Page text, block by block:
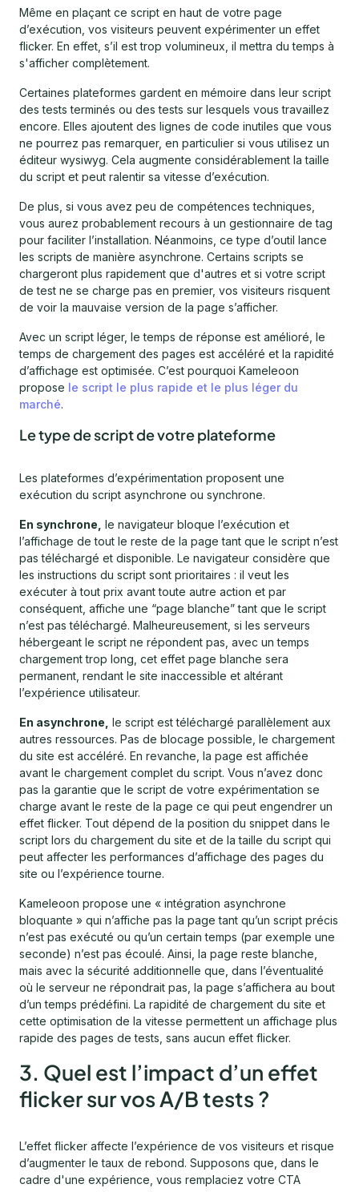
Même en plaçant ce script en haut de votre page
d’exécution, vos visiteurs peuvent expérimenter un effet
flicker. En effet, s’il est trop volumineux, il mettra du temps à
s'afficher complètement.
Certaines plateformes gardent en mémoire dans leur script
des tests terminés ou des tests sur lesquels vous travaillez
encore. Elles ajoutent des lignes de code inutiles que vous
ne pourrez pas remarquer, en particulier si vous utilisez un
éditeur wysiwyg. Cela augmente considérablement la taille
du script et peut ralentir sa vitesse d’exécution.
De plus, si vous avez peu de compétences techniques,
vous aurez probablement recours à un gestionnaire de tag
pour faciliter l’installation. Néanmoins, ce type d’outil lance
les scripts de manière asynchrone. Certains scripts se
chargeront plus rapidement que d'autres et si votre script
de test ne se charge pas en premier, vos visiteurs risquent
de voir la mauvaise version de la page s’afficher.
Avec un script léger, le temps de réponse est amélioré, le
temps de chargement des pages est accéléré et la rapidité
d’affichage est optimisée. C’est pourquoi Kameleoon
propose le script le plus rapide et le plus léger du
marché.
Le type de script de votre plateforme
Les plateformes d’expérimentation proposent une
exécution du script asynchrone ou synchrone.
En synchrone, le navigateur bloque l’exécution et
l’affichage de tout le reste de la page tant que le script n’est
pas téléchargé et disponible. Le navigateur considère que
les instructions du script sont prioritaires : il veut les
exécuter à tout prix avant toute autre action et par
conséquent, affiche une “page blanche” tant que le script
n’est pas téléchargé. Malheureusement, si les serveurs
hébergeant le script ne répondent pas, avec un temps
chargement trop long, cet effet page blanche sera
permanent, rendant le site inaccessible et altérant
l’expérience utilisateur.
En asynchrone, le script est téléchargé parallèlement aux
autres ressources. Pas de blocage possible, le chargement
du site est accéléré. En revanche, la page est affichée
avant le chargement complet du script. Vous n’avez donc
pas la garantie que le script de votre expérimentation se
charge avant le reste de la page ce qui peut engendrer un
effet flicker. Tout dépend de la position du snippet dans le
script lors du chargement du site et de la taille du script qui
peut affecter les performances d’affichage des pages du
site ou l’expérience tourne.
Kameleoon propose une « intégration asynchrone
bloquante » qui n’affiche pas la page tant qu’un script précis
n’est pas exécuté ou qu’un certain temps (par exemple une
seconde) n’est pas écoulé. Ainsi, la page reste blanche,
mais avec la sécurité additionnelle que, dans l’éventualité
où le serveur ne répondrait pas, la page s’affichera au bout
d’un temps prédéfini. La rapidité de chargement du site et
cette optimisation de la vitesse permettent un affichage plus
rapide des pages de tests, sans aucun effet flicker.
3. Quel est l’impact d’un effet
flicker sur vos A/B tests ?
L’effet flicker affecte l’expérience de vos visiteurs et risque
d’augmenter le taux de rebond. Supposons que, dans le
cadre d'une expérience, vous remplaciez votre CTA